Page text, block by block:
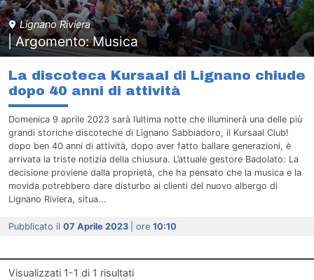
Lignano Riviera
| Argomento: Musica
La discoteca Kursaal di Lignano chiude
dopo 40 anni di attività
Domenica 9 aprile 2023 sarà l’ultima notte che illuminerà una delle più
grandi storiche discoteche di Lignano Sabbiadoro, il Kursaal Club!
dopo ben 40 anni di attività, dopo aver fatto ballare generazioni, è
arrivata la triste notizia della chiusura. L’attuale gestore Badolato: La
decisione proviene dalla proprietà, che ha pensato che la musica e la
movida potrebbero dare disturbo ai clienti del nuovo albergo di
Lignano Riviera, situa...
Pubblicato il 07 Aprile 2023 | ore 10:10
Visualizzati 1-1 di 1 risultati